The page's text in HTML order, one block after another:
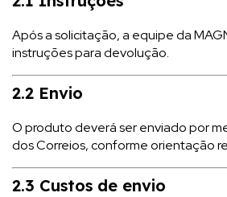
Após a solicitação, a equipe da
instruções para devolução.
2.2 Envio
O produto deverá ser enviado por
dos Correios, conforme orientação
2.3 Custos de envio